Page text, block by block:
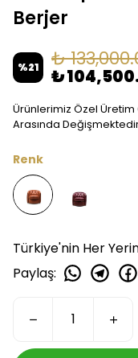
Berjer
%21 ₺
₺
Ürünlerimiz Özel Üretim
Arasında
Renk
Türkiye'nin Her
Paylaş: